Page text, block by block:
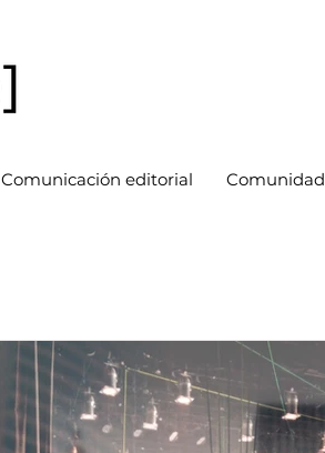
Comunicación editorial Comunidad